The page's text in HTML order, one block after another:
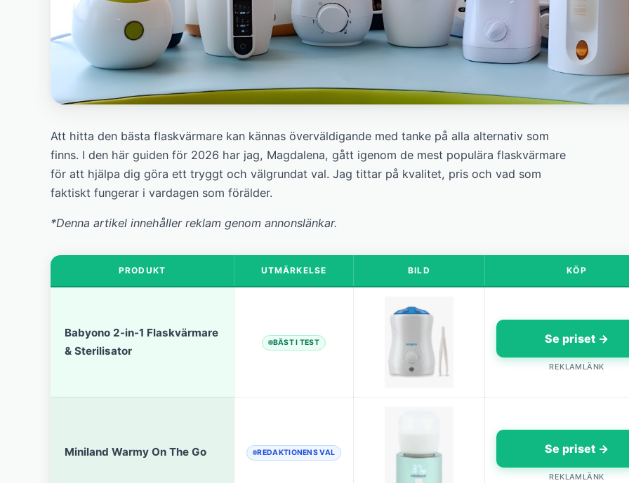
Att hitta den bästa flaskvärmare kan kännas överväldigande med tanke på alla alternativ som
finns. I den här guiden för 2026 har jag, Magdalena, gått igenom de mest populära flaskvärmare
för att hjälpa dig göra ett tryggt och välgrundat val. Jag tittar på kvalitet, pris och vad som
faktiskt fungerar i vardagen som förälder.
*Denna artikel innehåller reklam genom annonslänkar.
PRODUKT UTMÄRKELSE BILD KÖP
Babyono 2-in-1 Flaskvärmare
& Sterilisator
BÄST I TEST Se priset →
REKLAMLÄNK
Miniland Warmy On The Go REDAKTIONENS VAL Se priset →
REKLAMLÄNK